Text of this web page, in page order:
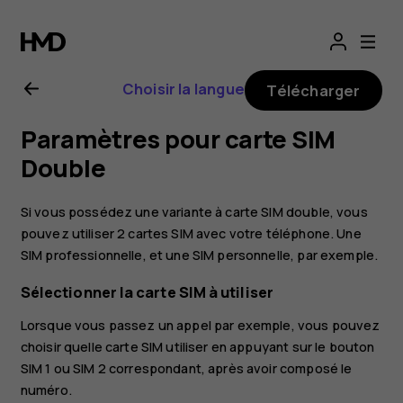
Guide
de
l'utilisateur
Nokia
8.1
Choisir la langue Télécharger
Paramètres pour carte SIM
Double
Si vous possédez une variante à carte SIM double, vous
pouvez utiliser 2 cartes SIM avec votre téléphone. Une
SIM professionnelle, et une SIM personnelle, par exemple.
Sélectionner la carte SIM à utiliser
Lorsque vous passez un appel par exemple, vous pouvez
choisir quelle carte SIM utiliser en appuyant sur le bouton
SIM 1 ou SIM 2 correspondant, après avoir composé le
numéro.